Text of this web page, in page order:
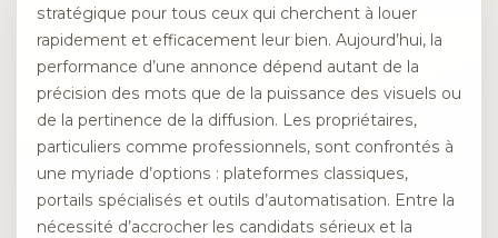
stratégique pour tous ceux qui cherchent à louer
rapidement et efficacement leur bien. Aujourd’hui, la
performance d’une annonce dépend autant de la
précision des mots que de la puissance des visuels ou
de la pertinence de la diffusion. Les propriétaires,
particuliers comme professionnels, sont confrontés à
une myriade d’options : plateformes classiques,
portails spécialisés et outils d’automatisation. Entre la
nécessité d’accrocher les candidats sérieux et la